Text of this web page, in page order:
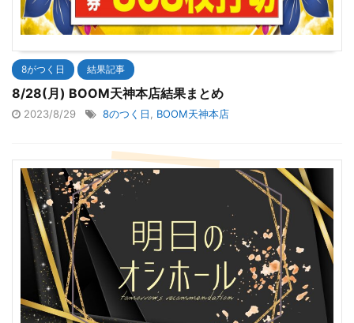
8がつく日 結果記事
8/28(月) BOOM天神本店結果まとめ
2023/8/29 8のつく日, BOOM天神本店